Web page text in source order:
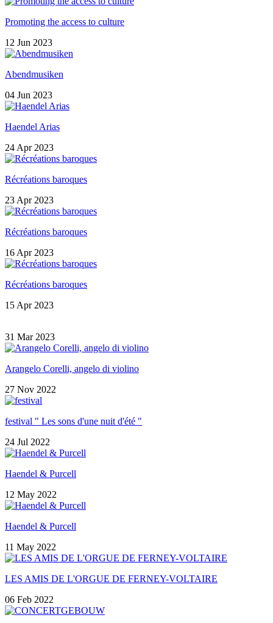
Promoting the access to culture
12 Jun 2023
Abendmusiken
04 Jun 2023
Haendel Arias
24 Apr 2023
Récréations baroques
23 Apr 2023
Récréations baroques
16 Apr 2023
Récréations baroques
15 Apr 2023
31 Mar 2023
Arangelo Corelli, angelo di violino
27 Nov 2022
festival " Les sons d'une nuit d'été "
24 Jul 2022
Haendel & Purcell
12 May 2022
Haendel & Purcell
11 May 2022
LES AMIS DE L'ORGUE DE FERNEY-VOLTAIRE
06 Feb 2022